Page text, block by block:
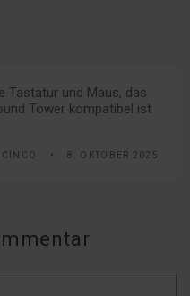
Tastatur und Maus, das
Tower kompatibel ist
8. OKTOBER 2025